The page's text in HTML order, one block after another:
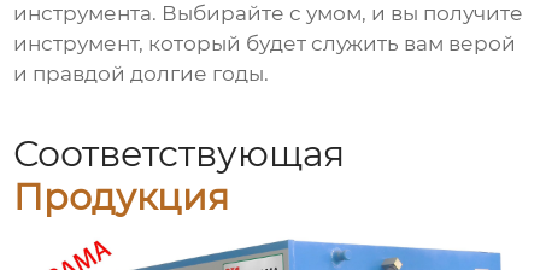
инструмента. Выбирайте с умом, и вы получите
инструмент, который будет служить вам верой
и правдой долгие годы.
Соответствующая
Продукция